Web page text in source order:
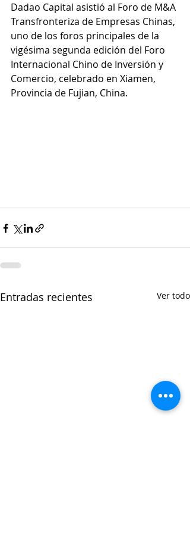
Dadao Capital asistió al Foro de M&A
Transfronteriza de Empresas Chinas,
uno de los foros principales de la
vigésima segunda edición del Foro
Internacional Chino de Inversión y
Comercio, celebrado en Xiamen,
Provincia de Fujian, China.
Entradas recientes Ver todo